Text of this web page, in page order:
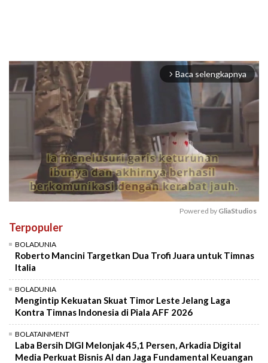
arrow_forward_ios Baca selengkapnya
Powered by GliaStudios
Terpopuler
BOLADUNIA
Roberto Mancini Targetkan Dua Trofi Juara untuk Timnas
Italia
BOLADUNIA
Mengintip Kekuatan Skuat Timor Leste Jelang Laga
Kontra Timnas Indonesia di Piala AFF 2026
BOLATAINMENT
Laba Bersih DIGI Melonjak 45,1 Persen, Arkadia Digital
Media Perkuat Bisnis AI dan Jaga Fundamental Keuangan